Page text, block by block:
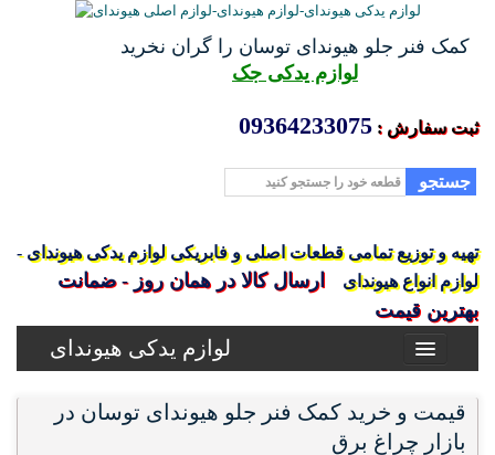
کمک فنر جلو هیوندای توسان را گران نخرید
لوازم یدکی جک
ثبت سفارش : 09364233075
جستجو
تهیه و توزیع تمامی قطعات اصلی و فابریکی لوازم یدکی هیوندای -
لوازم انواع هیوندای
ارسال کالا در همان روز - ضمانت
بهترین قیمت
لوازم یدکی هیوندای
قیمت و خرید کمک فنر جلو هیوندای توسان در
بازار چراغ برق